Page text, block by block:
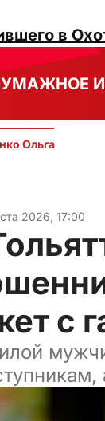
в
Ольга
2026, 17:00
с